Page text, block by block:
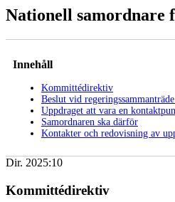
Nationell samordnare
Innehåll
Kommittédirektiv
Beslut vid
Uppdraget att vara en
Samordnaren ska därför
Kontakter och redovisning av
Dir. 2025:10
Kommittédirektiv